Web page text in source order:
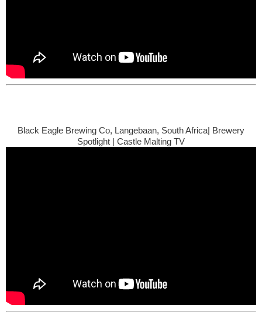
Black Eagle Brewing Co, Langebaan, South Africa| Brewery
Spotlight | Castle Malting TV